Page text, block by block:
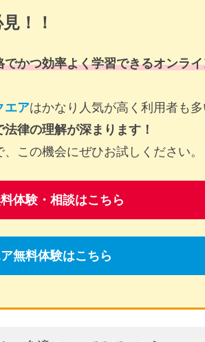
！！
でかつ効率よく学習できるオンラ
エアはかなり人気が高く利用者も多
律の理解が深まります！
、この機会にぜひお試しください。
体験・相談はこちら
無料体験はこちら